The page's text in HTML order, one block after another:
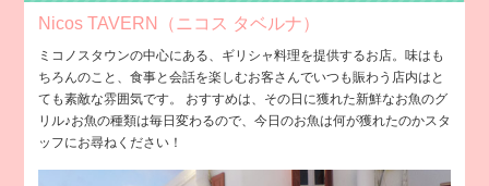
Nicos TAVERN（ニコス タベルナ）
ミコノスタウンの中心にある、ギリシャ料理を提供するお店。味はも
ちろんのこと、食事と会話を楽しむお客さんでいつも賑わう店内はと
ても素敵な雰囲気です。 おすすめは、その日に獲れた新鮮なお魚のグ
リル♪お魚の種類は毎日変わるので、今日のお魚は何が獲れたのかスタ
ッフにお尋ねください！